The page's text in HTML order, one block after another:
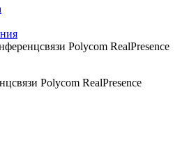
Polycom RealPresence
Polycom RealPresence